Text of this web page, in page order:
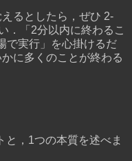
るとしたら，ぜひ 2-
．「2分以内に終わるこ
で実行」を心掛けるだ
に多くのことが終わる
と，1つの本質を述べま